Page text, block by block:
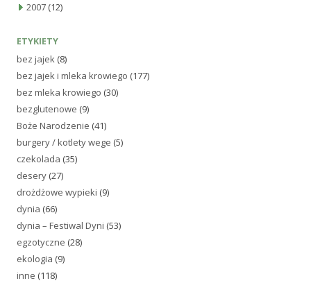
2007 (12)
ETYKIETY
bez jajek (8)
bez jajek i mleka krowiego (177)
bez mleka krowiego (30)
bezglutenowe (9)
Boże Narodzenie (41)
burgery / kotlety wege (5)
czekolada (35)
desery (27)
drożdżowe wypieki (9)
dynia (66)
dynia – Festiwal Dyni (53)
egzotyczne (28)
ekologia (9)
inne (118)